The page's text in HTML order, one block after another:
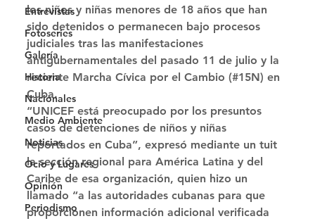
Entrevistas
Fotoseries
Galería
Historia
Nacionales
Medio Ambiente
Noticias
Ocio y Lugares
Opinión
Periodismo
los niños y niñas menores de 18 años que han
sido detenidos o permanecen bajo procesos
judiciales tras las manifestaciones
antigubernamentales del pasado 11 de julio y la
reciente Marcha Cívica por el Cambio (#15N) en
Cuba.
“UNICEF está preocupado por los presuntos
casos de detenciones de niños y niñas
reportados en Cuba”, expresó mediante un tuit
la sección regional para América Latina y del
Caribe de esa organización, quien hizo un
llamado “a las autoridades cubanas para que
proporcionen información adicional verificada